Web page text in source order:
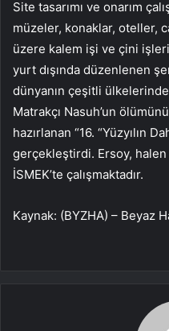
Site tasarımı ve onarım
müzeler, konaklar, oteller,
üzere kalem işi ve çini
yurt dışında düzenlenen
dünyanın çeşitli
Matrakçı Nasuh’un
hazırlanan “16. “Yüzyılın
gerçekleştirdi. Ersoy,
İSMEK’te çalışmaktadır.
Kaynak: (BYZHA) – Beyaz